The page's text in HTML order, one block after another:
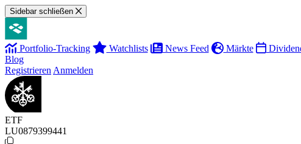
Sidebar schließen
Portfolio-Tracking Watchlists News Feed Märkte
Blog
Registrieren Anmelden
ETF
LU0879399441